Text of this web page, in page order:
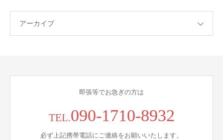
アーカイブ
即張等でお急ぎの方は
TEL.090-1710-8932
必ず上記携帯電話にご連絡をお願いいたします。